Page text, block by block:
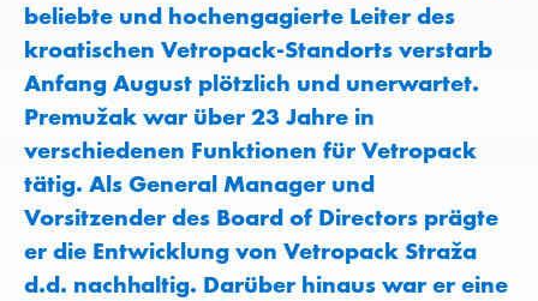
beliebte und hochengagierte Leiter des
kroatischen Vetropack-Standorts verstarb
Anfang August plötzlich und unerwartet.
Premužak war über 23 Jahre in
verschiedenen Funktionen für Vetropack
tätig. Als General Manager und
Vorsitzender des Board of Directors prägte
er die Entwicklung von Vetropack Straža
d.d. nachhaltig. Darüber hinaus war er eine